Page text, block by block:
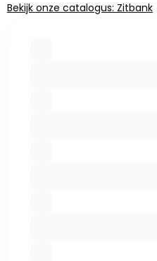
Bekijk onze catalogus: Zitbank